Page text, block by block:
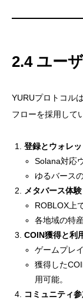
2.4 ユー
YURUプロトコル
フローを採用して
登録とウォレ
Solana対応
ゆるバース
メタバース体験
ROBLOX上
各地域の特
COIN獲得と利
ゲームプレ
獲得した
用可能。
コミュニティ